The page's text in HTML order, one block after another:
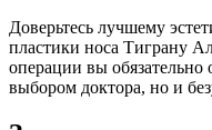
Доверьтесь лучшему
пластики носа Тиграну
операции вы обязательно
выбором доктора, но и